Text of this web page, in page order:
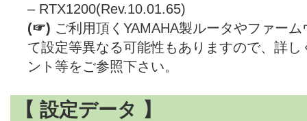
– RTX1200(Rev.10.01.65)
(☞) ご利用頂くYAMAHA製ルータやファー
て設定等異なる可能性もありますので、詳
ント等をご参照下さい。
【 設定データ 】